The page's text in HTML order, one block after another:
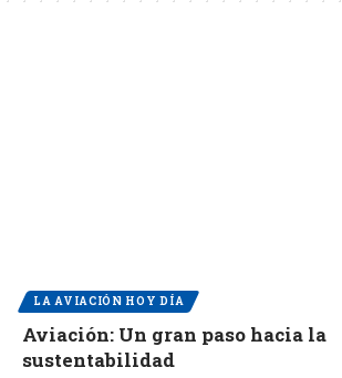
LA AVIACIÓN HOY DÍA
Aviación: Un gran paso hacia la
sustentabilidad